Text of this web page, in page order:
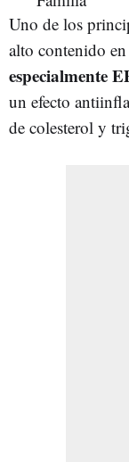
Uno de los
alto contenido en
especialmente
un efecto
de colesterol y